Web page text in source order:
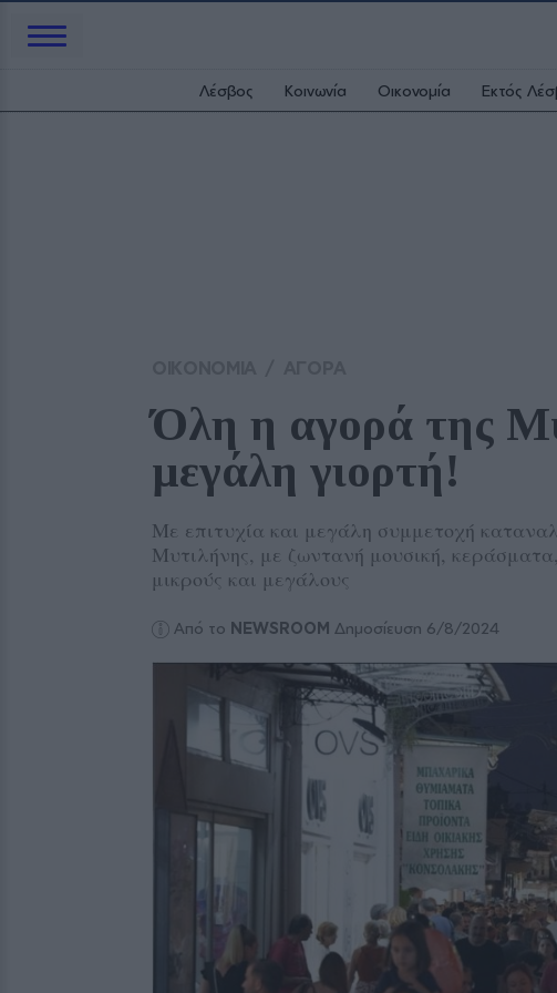
Λέσβος Κοινωνία Οικονομία Εκτός
Όλη η αγορά της
μεγάλη γιορτή!
Με επιτυχία και μεγάλη συμμετοχή
Μυτιλήνης, με ζωντανή μουσική,
μικρούς και μεγάλους
Από το NEWSROOM Δημοσίευση 6/8/2024